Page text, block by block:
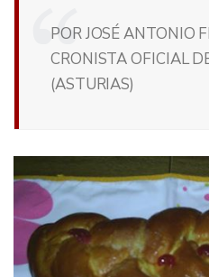
POR JOSÉ ANTONIO
CRONISTA OFICIAL
(ASTURIAS)